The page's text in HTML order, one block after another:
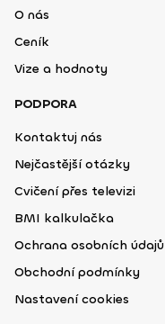
O nás
Ceník
Vize a hodnoty
PODPORA
Kontaktuj nás
Nejčastější otázky
Cvičení přes televizi
BMI kalkulačka
Ochrana osobních údajů
Obchodní podmínky
Nastavení cookies